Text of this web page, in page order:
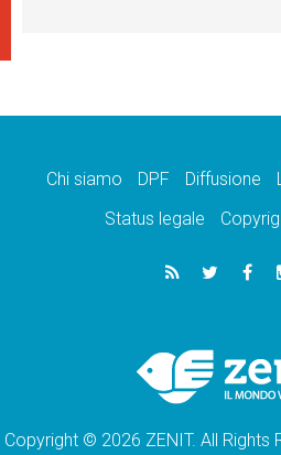
Chi siamo DPF Diffusione
Status legale
Copyright © 2026 ZENIT. All Rights